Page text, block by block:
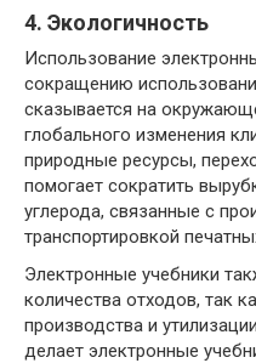
4. Экологичность
Использование
сокращению
сказывается на
глобального изменения
природные ресурсы,
помогает сократить
углерода, связанные с
транспортировкой
Электронные учебники
количества отходов, так
производства и
делает электронные